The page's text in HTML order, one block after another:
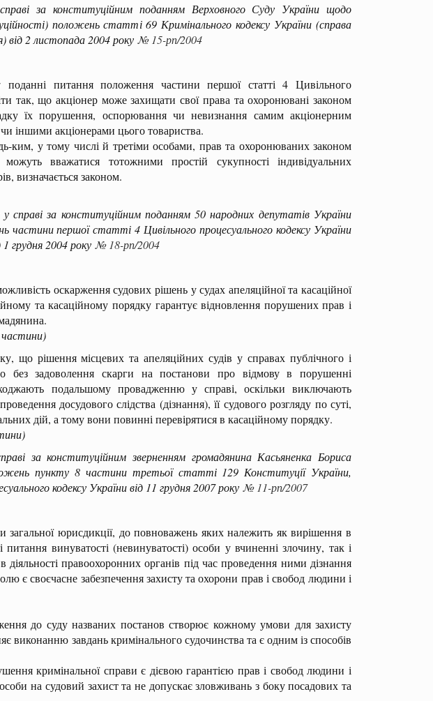
за конституційним поданням Верховного Суду України щодо
положень статті 69 Кримінального кодексу України (справа
від 2 листопада 2004 року № 15-рп/2004
поданні питання положення частини першої статті 4 Цивільного
так, що акціонер може захищати свої права та охоронювані законом
їх порушення, оспорювання чи невизнання самим акціонерним
іншими акціонерами цього товариства.
у тому числі й третіми особами, прав та охоронюваних законом
можуть вважатися тотожними простій сукупності індивідуальних
визначається законом.
за конституційним поданням 50 народних депутатів України
першої статті 4 Цивільного процесуального кодексу України
грудня 2004 року № 18-рп/2004
оскарження судових рішень у судах апеляційної та касаційної
та касаційному порядку гарантує відновлення порушених прав і
що рішення місцевих та апеляційних судів у справах публічного і
без задоволення скарги на постанови про відмову в порушенні
подальшому провадженню у справі, оскільки виключають
досудового слідства (дізнання), її судового розгляду по суті,
дій, а тому вони повинні перевірятися в касаційному порядку.
за конституційним зверненням громадянина Касьяненка Бориса
пункту 8 частини третьої статті 129 Конституції України,
кодексу України від 11 грудня 2007 року № 11-рп/2007
загальної юрисдикції, до повноважень яких належить як вирішення в
питання винуватості (невинуватості) особи у вчиненні злочину, так і
правоохоронних органів під час проведення ними дізнання
є своєчасне забезпечення захисту та охорони прав і свобод людини і
до суду названих постанов створює кожному умови для захисту
виконанню завдань кримінального судочинства та є одним із способів
кримінальної справи є дієвою гарантією прав і свобод людини і
на судовий захист та не допускає зловживань з боку посадових та